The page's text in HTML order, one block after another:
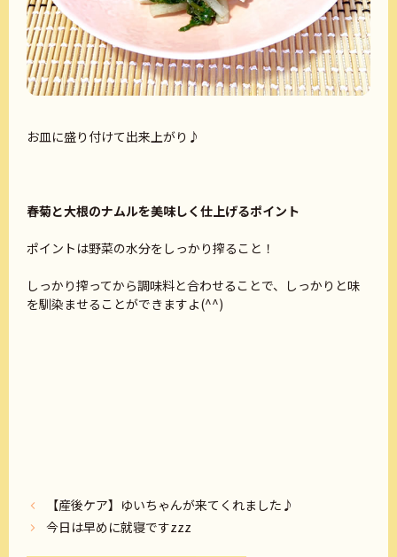
お皿に盛り付けて出来上がり♪
春菊と大根のナムルを美味しく仕上げるポイント
ポイントは野菜の水分をしっかり搾ること！
しっかり搾ってから調味料と合わせることで、しっかりと味
を馴染ませることができますよ(^^)
【産後ケア】ゆいちゃんが来てくれました♪
今日は早めに就寝ですzzz